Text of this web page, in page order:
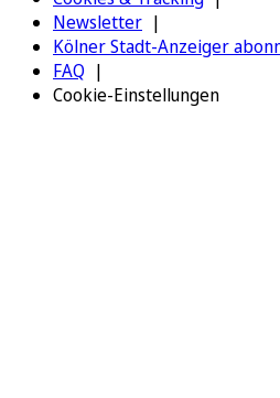
Newsletter
Kölner Stadt-Anzeiger
FAQ
Cookie-Einstellungen